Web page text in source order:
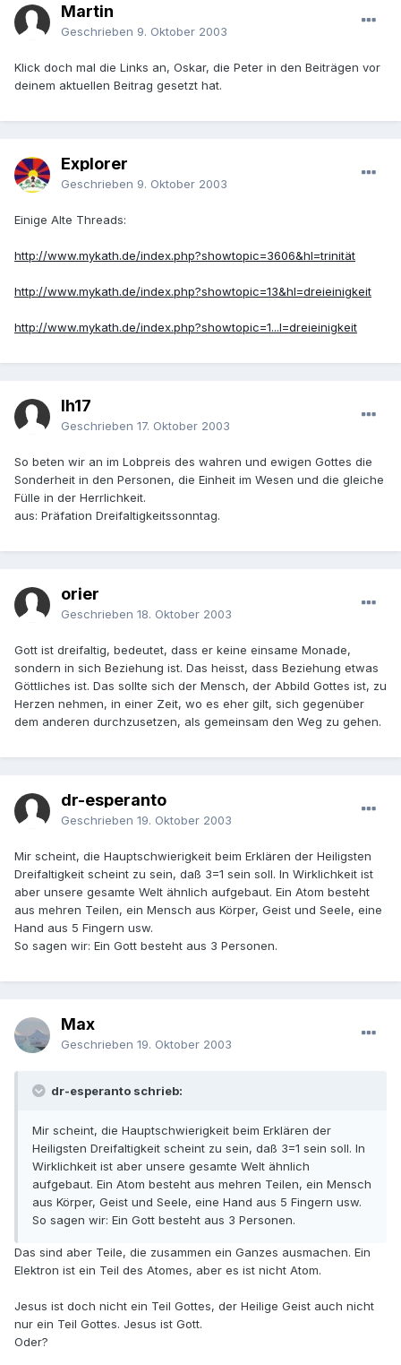
Martin
Geschrieben 9. Oktober 2003
Klick doch mal die Links an, Oskar, die Peter in den Beiträgen vor
deinem aktuellen Beitrag gesetzt hat.
Explorer
Geschrieben 9. Oktober 2003
Einige Alte Threads:
http://www.mykath.de/index.php?showtopic=3606&hl=trinität
http://www.mykath.de/index.php?showtopic=13&hl=dreieinigkeit
http://www.mykath.de/index.php?showtopic=1...l=dreieinigkeit
lh17
Geschrieben 17. Oktober 2003
So beten wir an im Lobpreis des wahren und ewigen Gottes die
Sonderheit in den Personen, die Einheit im Wesen und die gleiche
Fülle in der Herrlichkeit.
aus: Präfation Dreifaltigkeitssonntag.
orier
Geschrieben 18. Oktober 2003
Gott ist dreifaltig, bedeutet, dass er keine einsame Monade,
sondern in sich Beziehung ist. Das heisst, dass Beziehung etwas
Göttliches ist. Das sollte sich der Mensch, der Abbild Gottes ist, zu
Herzen nehmen, in einer Zeit, wo es eher gilt, sich gegenüber
dem anderen durchzusetzen, als gemeinsam den Weg zu gehen.
dr-esperanto
Geschrieben 19. Oktober 2003
Mir scheint, die Hauptschwierigkeit beim Erklären der Heiligsten
Dreifaltigkeit scheint zu sein, daß 3=1 sein soll. In Wirklichkeit ist
aber unsere gesamte Welt ähnlich aufgebaut. Ein Atom besteht
aus mehren Teilen, ein Mensch aus Körper, Geist und Seele, eine
Hand aus 5 Fingern usw.
So sagen wir: Ein Gott besteht aus 3 Personen.
Max
Geschrieben 19. Oktober 2003
dr-esperanto schrieb:
Mir scheint, die Hauptschwierigkeit beim Erklären der
Heiligsten Dreifaltigkeit scheint zu sein, daß 3=1 sein soll. In
Wirklichkeit ist aber unsere gesamte Welt ähnlich
aufgebaut. Ein Atom besteht aus mehren Teilen, ein Mensch
aus Körper, Geist und Seele, eine Hand aus 5 Fingern usw.
So sagen wir: Ein Gott besteht aus 3 Personen.
Das sind aber Teile, die zusammen ein Ganzes ausmachen. Ein
Elektron ist ein Teil des Atomes, aber es ist nicht Atom.
Jesus ist doch nicht ein Teil Gottes, der Heilige Geist auch nicht
nur ein Teil Gottes. Jesus ist Gott.
Oder?